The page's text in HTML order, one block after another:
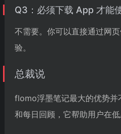
Q3：必须下载 App 才能
不需要。你可以直接通过网
验。
总裁说
flomo浮墨笔记最大的优势并
和每日回顾，它帮助用户在